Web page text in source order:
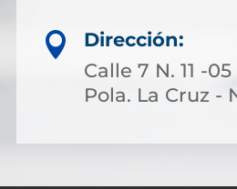

Dirección:
Calle 7 N. 11 -
Pola. La Cruz -